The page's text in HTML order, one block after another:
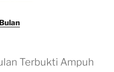
Terbukti Ampuh